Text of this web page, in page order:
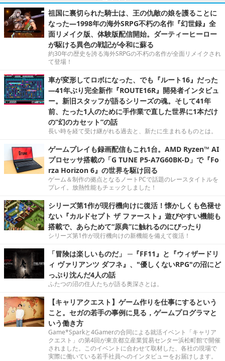
祖国に裏切られた騎士は、王の仇敵の娘を護ることに
なった―1998年の海外SRPG不朽の名作『幻世録』全
面リメイク版、体験版配信開始。ダーティーヒーロー
が駆ける異色の戦記が令和に蘇る
約30年の歴史を誇る海外SRPGの不朽の名作が全面リメイクされ
て登場！
車が変形してロボになった、でも『ルート16』だった
―41年ぶり完全新作『ROUTE16R』開発者インタビュ
ー。新旧スタッフが語るシリーズの魂。そして41年
前、たった1人のために手作業で直した世界に1本だけ
の“幻のカセット”の話
長い時を経て受け継がれる過去と、新たに生まれるものとは。
ゲームプレイも録画配信もこれ1台。AMD Ryzen™ AI
プロセッサ搭載の「G TUNE P5-A7G60BK-D」で『Fo
rza Horizon 6』の世界を駆け回る
ゲーム＆制作の拠点となるノートPCで話題のレースタイトルを
プレイ。放熱性能もチェックしました！
シリーズ第1作が現行機向けに復活！懐かしくも色褪せ
ない『カルドセプト ザ ファースト』遊びやすい機能も
搭載で、あらためて“原典”に触れるのにぴったり
シリーズ第1作が現行機向けの新機能を備えて復活！
「冒険は楽しいものだ」 ─『FF11』と『ウィザードリ
ィ ヴァリアンツ ダフネ』、"優しくないRPG"の沼にど
っぷり沈んだ4人の話
ふたつの沼の住人たちが語る奥深さとは。
【キャリアクエスト】ゲーム作りを仕事にするという
こと。セガの若手の事例に見る，ゲームプログラマと
いう働き方
Game*Sparkと4Gamerの合同による就活イベント「キャリア
クエスト」の第4回が東京都立産業貿易センター浜松町館で開催
されました。このイベントに合わせて取材した、各社の現場で
実際に働いている若手社員へのインタビューをお届けします。